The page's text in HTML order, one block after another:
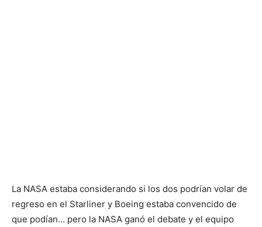
La NASA estaba considerando si los dos podrían volar de
regreso en el Starliner y Boeing estaba convencido de
que podían… pero la NASA ganó el debate y el equipo